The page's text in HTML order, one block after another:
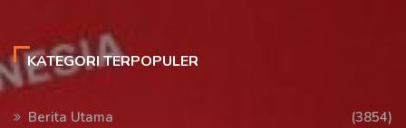
KATEGORI TERPOPULER
Berita Utama
(3854)